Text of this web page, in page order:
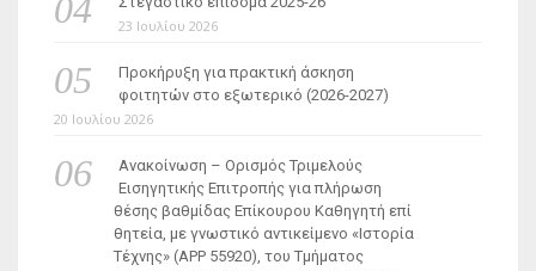
23 Ιουλίου 2026
Προκήρυξη για πρακτική άσκηση
φοιτητών στο εξωτερικό (2026-2027)
20 Ιουλίου 2026
Ανακοίνωση – Ορισμός Τριμελούς
Εισηγητικής Επιτροπής για πλήρωση
θέσης βαθμίδας Επίκουρου Καθηγητή επί
θητεία, με γνωστικό αντικείμενο «Ιστορία
Τέχνης» (ΑΡΡ 55920), του Τμήματος